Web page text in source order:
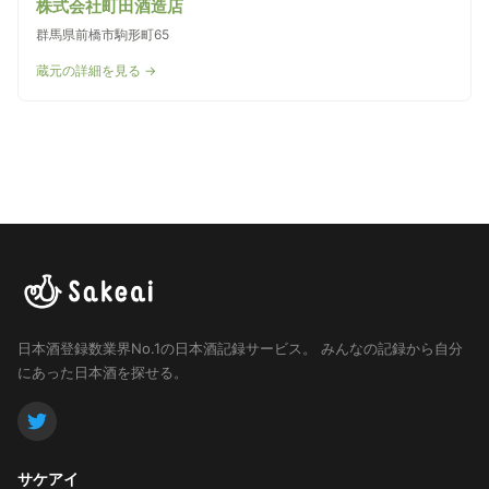
株式会社町田酒造店
群馬県前橋市駒形町65
蔵元の詳細を見る →
日本酒登録数業界No.1の日本酒記録サービス。
みんなの記録から自分
にあった日本酒を探せる。
サケアイ